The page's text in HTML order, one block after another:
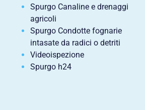
Spurgo Canaline e drenaggi
agricoli
Spurgo Condotte fognarie
intasate da radici o detriti
Videoispezione
Spurgo h24